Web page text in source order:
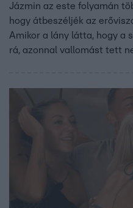
Jázmin az este folyamán
hogy átbeszéljék az
Amikor a lány látta, hogy a
rá, azonnal vallomást tett